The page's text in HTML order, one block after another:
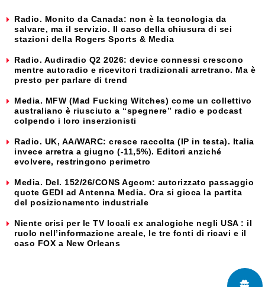
Radio. Monito da Canada: non è la tecnologia da
salvare, ma il servizio. Il caso della chiusura di sei
stazioni della Rogers Sports & Media
Radio. Audiradio Q2 2026: device connessi crescono
mentre autoradio e ricevitori tradizionali arretrano. Ma è
presto per parlare di trend
Media. MFW (Mad Fucking Witches) come un collettivo
australiano è riusciuto a “spegnere” radio e podcast
colpendo i loro inserzionisti
Radio. UK, AA/WARC: cresce raccolta (IP in testa). Italia
invece arretra a giugno (-11,5%). Editori anziché
evolvere, restringono perimetro
Media. Del. 152/26/CONS Agcom: autorizzato passaggio
quote GEDI ad Antenna Media. Ora si gioca la partita
del posizionamento industriale
Niente crisi per le TV locali ex analogiche negli USA : il
ruolo nell’informazione areale, le tre fonti di ricavi e il
caso FOX a New Orleans